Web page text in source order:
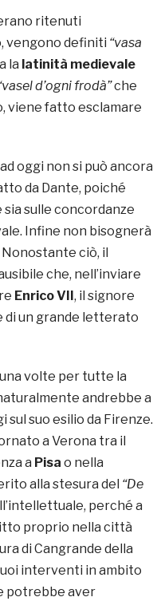
ritenuti
vengono definiti “vasa
la latinità medievale
d’ogni frodà”che
viene fatto esclamare
oggi non si può ancora
da Dante, poiché
sulle concordanze
Infine non bisognerà
ciò, il
che, nell’inviare
Enrico VII, il signore
di un grande letterato
volte per tutte la
andrebbe a
suo esilio da Firenze.
a Verona tra il
a Pisa o nella
alla stesura del “De
perché a
proprio nella città
di Cangrande della
interventi in ambito
potrebbe aver